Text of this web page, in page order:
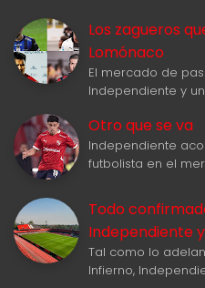
Los zagueros
Lomónaco
El mercado de
Independiente y
Otro que se va
Independiente
futbolista en el
Todo
Independiente
Tal como lo
Infierno,